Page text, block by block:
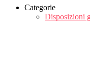
Categorie
Disposizioni